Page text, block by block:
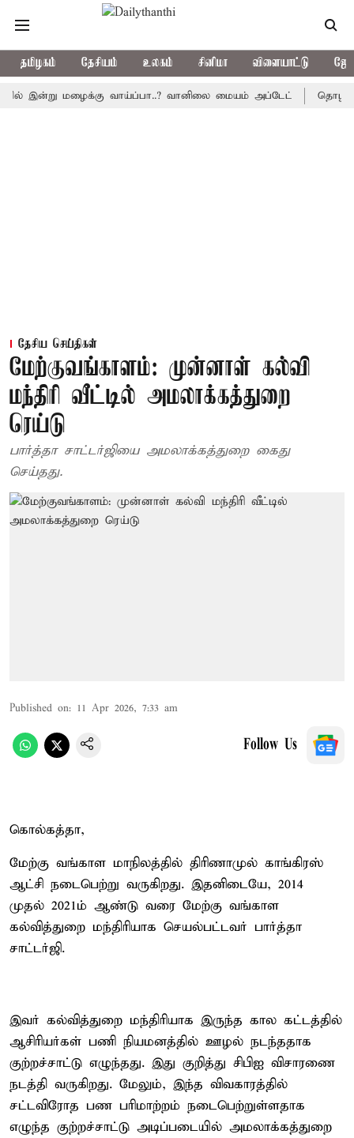
தமிழகம் தேசியம் உலகம் சினிமா விளையாட்டு
மழைக்கு வாய்ப்பா..? வானிலை மையம் அப்டேட் தொழிலில்
தேசிய செய்திகள்
மேற்குவங்காளம்: முன்னாள் கல்வி
மந்திரி வீட்டில் அமலாக்கத்துறை
ரெய்டு
பார்த்தா சாட்டர்ஜியை அமலாக்கத்துறை கைது
செய்தது.
Published on: 11 Apr 2026, 7:33 am
Follow Us
கொல்கத்தா,
மேற்கு வங்காள மாநிலத்தில் திரிணாமுல் காங்கிரஸ்
ஆட்சி நடைபெற்று வருகிறது. இதனிடையே, 2014
முதல் 2021ம் ஆண்டு வரை மேற்கு வங்காள
கல்வித்துறை மந்திரியாக செயல்பட்டவர் பார்த்தா
சாட்டர்ஜி.
இவர் கல்வித்துறை மந்திரியாக இருந்த கால கட்டத்தில்
ஆசிரியர்கள் பணி நியமனத்தில் ஊழல் நடந்ததாக
குற்றச்சாட்டு எழுந்தது. இது குறித்து சிபிஐ விசாரணை
நடத்தி வருகிறது. மேலும், இந்த விவகாரத்தில்
சட்டவிரோத பண பரிமாற்றம் நடைபெற்றுள்ளதாக
எழுந்த குற்றச்சாட்டு அடிப்படையில் அமலாக்கத்துறை